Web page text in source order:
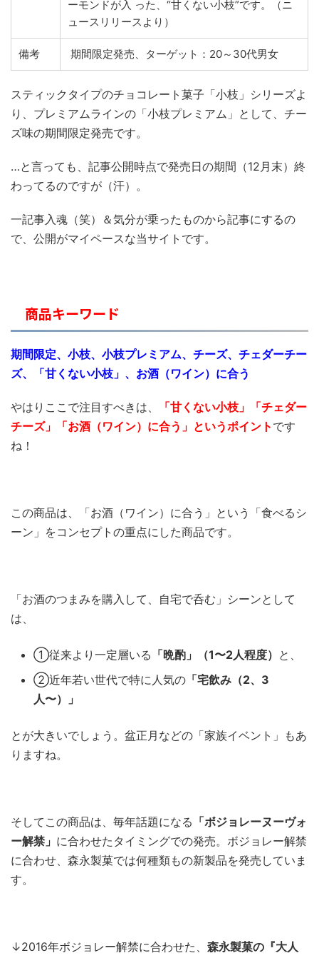
ーモンドが入 った、“甘くない小枝”です。（ニ
ュースリリースより）
備考 期間限定発売、ターゲット：20～30代男女
スティックタイプのチョコレート菓子「小枝」シリーズよ
り、プレミアムラインの「小枝プレミアム」として、チー
ズ味の期間限定発売です。
…と言っても、記事公開時点で発売日の期間（12月末）終
わってるのですが（汗）。
一記事入魂（笑）＆気分が乗ったものから記事にするの
で、公開がマイペースな当サイトです。
商品キーワード
期間限定、小枝、小枝プレミアム、チーズ、チェダーチー
ズ、「甘くない小枝」、お酒（ワイン）に合う
やはりここで注目すべきは、 「甘くない小枝 」「チェダー
チーズ」「お酒（ワイン）に合う」というポイント です
ね！
この商品は、「お酒（ワイン）に合う」という「食べるシ
ーン」をコンセプトの重点にした商品です。
「お酒のつまみを購入して、自宅で呑む」シーンとして
は、
①従来より一定層いる 「晩酌」（1〜2人程度） と、
②近年若い世代で特に人気の 「宅飲み（2、3
人〜）」
とが大きいでしょう。盆正月などの「家族イベント」もあ
りますね。
そしてこの商品は、毎年話題になる 「ボジョレーヌーヴォ
ー解禁」 に合わせたタイミングでの発売。ボジョレー解禁
に合わせ、森永製菓では何種類もの新製品を発売していま
す。
↓2016年ボジョレー解禁に合わせた、 森永製菓の『大人